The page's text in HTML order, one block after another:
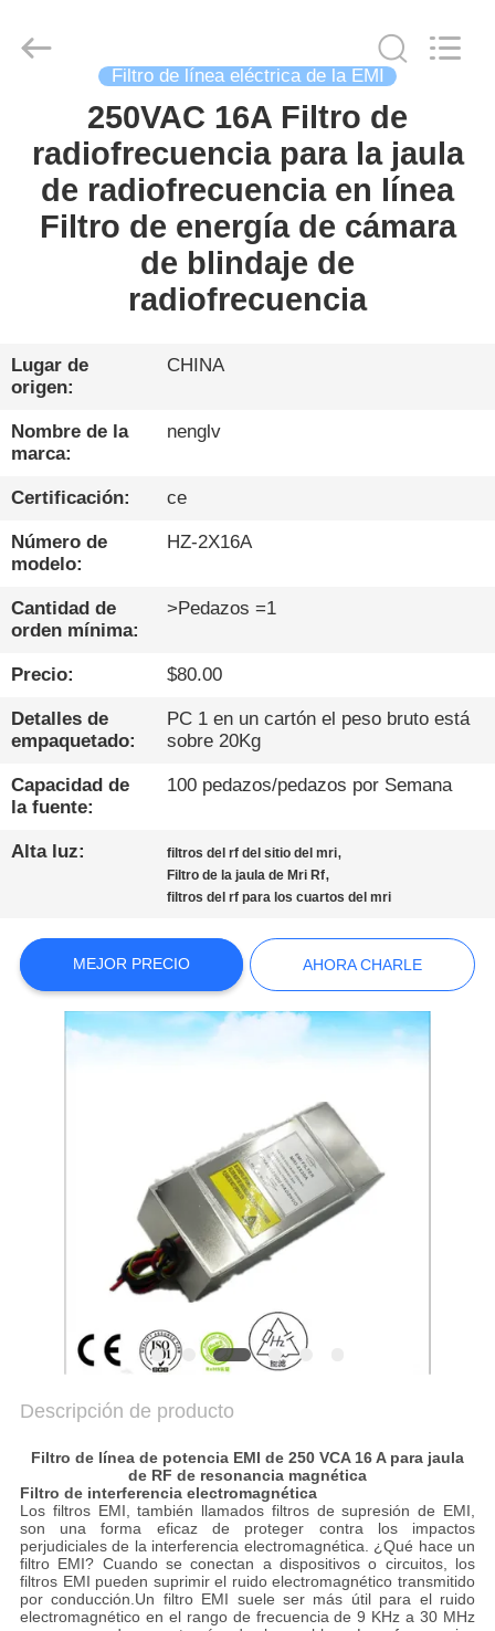
HOGAR
PRODUCTOS
NOSOTROS
VISITA
A
LA
FÁBRICA
CONTROL
DE
CALIDAD
CONTÁCTENOS
NOTICIAS
MAPA
DEL
POLÍTICA
DE
PRIVACIDAD
Electronic
Filtro de línea eléctrica de la EMI
250VAC 16A Filtro de
radiofrecuencia para la jaula
de radiofrecuencia en línea
Filtro de energía de cámara
de blindaje de
radiofrecuencia
Lugar de
origen:
CHINA
Nombre de la
marca:
nenglv
Certificación: ce
Número de
modelo:
HZ-2X16A
Cantidad de
orden mínima:
>Pedazos =1
Precio: $80.00
Detalles de
empaquetado:
PC 1 en un cartón el peso bruto está
sobre 20Kg
Capacidad de
la fuente:
100 pedazos/pedazos por Semana
Alta luz: filtros del rf del sitio del mri,
Filtro de la jaula de Mri Rf,
filtros del rf para los cuartos del mri
MEJOR PRECIO AHORA CHARLE
Descripción de producto
Filtro de línea de potencia EMI de 250 VCA 16 A para jaula
de RF de resonancia magnética
Filtro de interferencia electromagnética
Los filtros EMI, también llamados filtros de supresión de EMI,
son una forma eficaz de proteger contra los impactos
perjudiciales de la interferencia electromagnética. ¿Qué hace un
filtro EMI? Cuando se conectan a dispositivos o circuitos, los
filtros EMI pueden suprimir el ruido electromagnético transmitido
por conducción.Un filtro EMI suele ser más útil para el ruido
electromagnético en el rango de frecuencia de 9 KHz a 30 MHz